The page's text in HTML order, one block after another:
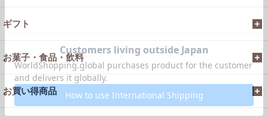
ギフト
お菓子・食品・飲料
お買い得商品